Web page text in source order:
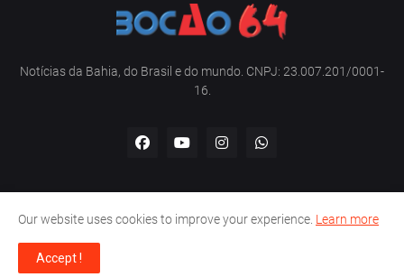
Notícias da Bahia, do Brasil e do mundo. CNPJ: 23.007.201/0001-
16.
Contato Política de privacidade
Our website uses cookies to improve your experience. Learn more
Accept !